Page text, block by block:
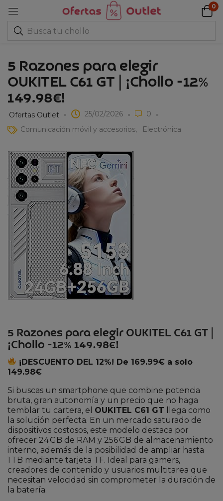
0
5 Razones para elegir
OUKITEL C61 GT | ¡Chollo -12%
149.98€!
Ofertas Outlet 25/02/2026
0
Comunicación móvil y accesorios
Electrónica
5 Razones para elegir OUKITEL C61 GT |
¡Chollo -12% 149.98€!
¡DESCUENTO DEL 12%! De 169.99€ a solo
149.98€
Si buscas un smartphone que combine potencia
bruta, gran autonomía y un precio que no haga
temblar tu cartera, el OUKITEL C61 GT llega como
la solución perfecta. En un mercado saturado de
dispositivos costosos, este modelo destaca por
ofrecer 24 GB de RAM y 256 GB de almacenamiento
interno, además de la posibilidad de ampliar hasta
1 TB mediante tarjeta TF. Ideal para gamers,
creadores de contenido y usuarios multitarea que
necesitan velocidad sin comprometer la duración de
la batería.